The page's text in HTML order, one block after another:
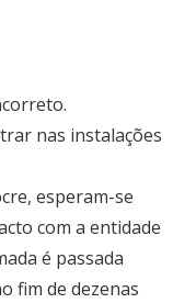
nas instalações
esperam-se
com a entidade
é passada
fim de dezenas